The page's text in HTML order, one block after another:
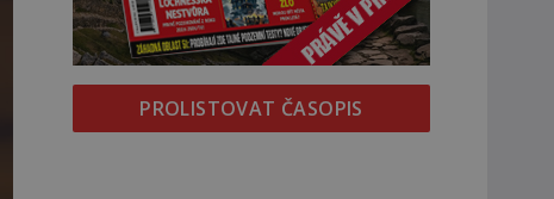
PROLISTOVAT ČASOPIS